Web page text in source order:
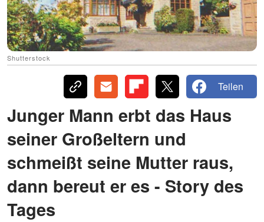
Shutterstock
Teilen
Junger Mann erbt das Haus
seiner Großeltern und
schmeißt seine Mutter raus,
dann bereut er es - Story des
Tages